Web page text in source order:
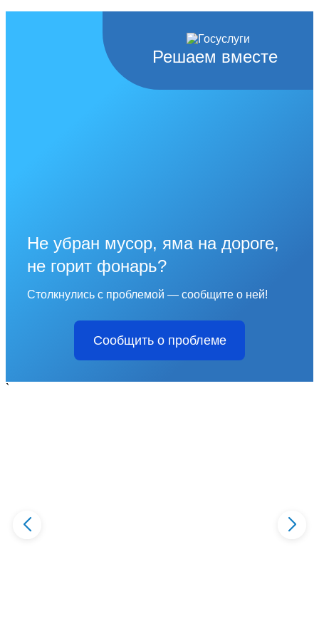
Решаем вместе
Не убран мусор, яма на дороге,
не горит фонарь?
Столкнулись с проблемой — сообщите о ней!
Сообщить о проблеме
`